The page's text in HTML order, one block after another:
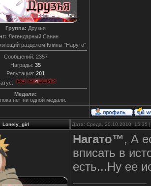
Группа: Друзья
Легендарный Санин
разделом Клипы "Наруто"
Сообщений: 2357
Награды: 35
Репутация: 201
Медали:
нет ни одной медали.
Lonely_girl Дата: Среда, 20.10.2010,
Нагато™, А
вписать в
есть...Ну ее